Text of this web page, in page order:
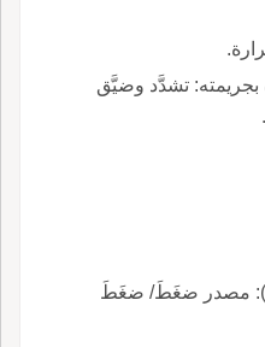
تشدَّد وضيَّق
مصدر ضغَطَ/ ضغَطَ